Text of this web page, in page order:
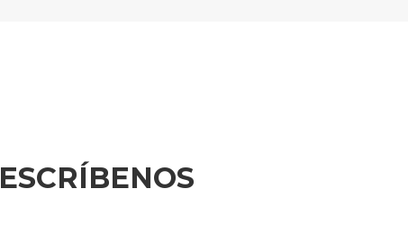
ESCRÍBENOS